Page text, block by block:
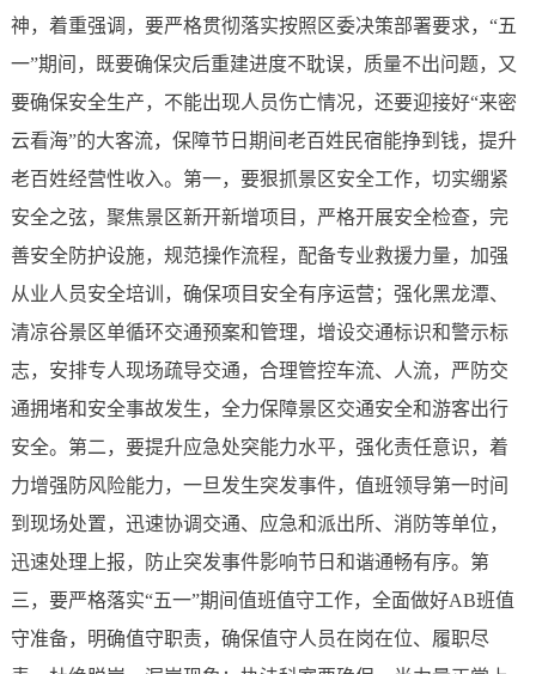
神，着重强调，要严格贯彻落实按照区委决策部署要求，“五
一”期间，既要确保灾后重建进度不耽误，质量不出问题，又
要确保安全生产，不能出现人员伤亡情况，还要迎接好“来密
云看海”的大客流，保障节日期间老百姓民宿能挣到钱，提升
老百姓经营性收入。第一，要狠抓景区安全工作，切实绷紧
安全之弦，聚焦景区新开新增项目，严格开展安全检查，完
善安全防护设施，规范操作流程，配备专业救援力量，加强
从业人员安全培训，确保项目安全有序运营；强化黑龙潭、
清凉谷景区单循环交通预案和管理，增设交通标识和警示标
志，安排专人现场疏导交通，合理管控车流、人流，严防交
通拥堵和安全事故发生，全力保障景区交通安全和游客出行
安全。第二，要提升应急处突能力水平，强化责任意识，着
力增强防风险能力，一旦发生突发事件，值班领导第一时间
到现场处置，迅速协调交通、应急和派出所、消防等单位，
迅速处理上报，防止突发事件影响节日和谐通畅有序。第
三，要严格落实“五一”期间值班值守工作，全面做好AB班值
守准备，明确值守职责，确保值守人员在岗在位、履职尽